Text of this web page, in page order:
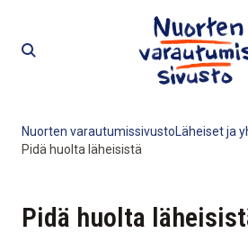
Nuorten varautumissivustoLäheiset ja
Pidä huolta läheisistä
Pidä huolta